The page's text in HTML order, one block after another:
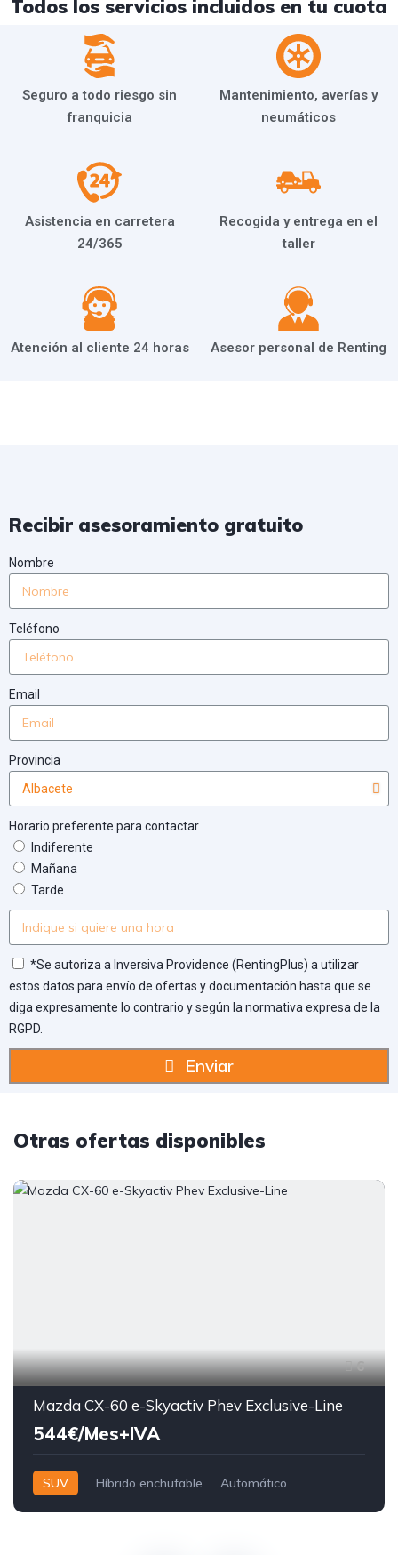
Todos los servicios incluidos en tu cuota
Seguro a todo riesgo sin
franquicia
Mantenimiento, averías y
neumáticos
Asistencia en carretera
24/365
Recogida y entrega en el
taller
Atención al cliente 24 horas Asesor personal de Renting
Recibir asesoramiento gratuito
Nombre
Teléfono
Email
Provincia
Horario preferente para contactar
Indiferente
Mañana
Tarde
*Se autoriza a Inversiva Providence (RentingPlus) a utilizar
estos datos para envío de ofertas y documentación hasta que se
diga expresamente lo contrario y según la normativa expresa de la
RGPD.
Enviar
Otras ofertas disponibles
6
Mazda CX-60 e-Skyactiv Phev Exclusive-Line
544€/Mes+IVA
SUV Híbrido enchufable Automático